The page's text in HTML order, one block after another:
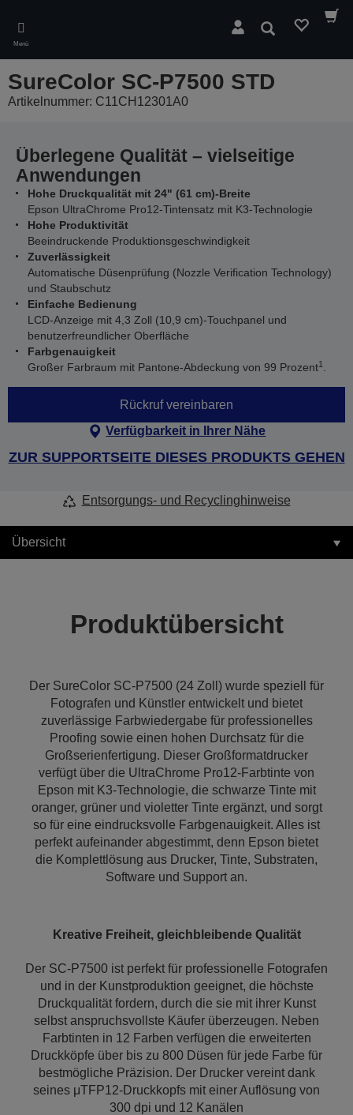
main
content
Menü
Suchen
SureColor SC-P7500 STD
Artikelnummer: C11CH12301A0
Überlegene Qualität – vielseitige
Anwendungen
Hohe Druckqualität mit 24" (61 cm)-Breite
Epson UltraChrome Pro12-Tintensatz mit K3-Technologie
Hohe Produktivität
Beeindruckende Produktionsgeschwindigkeit
Zuverlässigkeit
Automatische Düsenprüfung (Nozzle Verification Technology)
und Staubschutz
Einfache Bedienung
LCD-Anzeige mit 4,3 Zoll (10,9 cm)-Touchpanel und
benutzerfreundlicher Oberfläche
Farbgenauigkeit
Großer Farbraum mit Pantone-Abdeckung von 99 Prozent1
Rückruf vereinbaren
Verfügbarkeit in Ihrer Nähe
ZUR SUPPORTSEITE DIESES PRODUKTS GEHEN
Entsorgungs- und Recyclinghinweise
Übersicht
Produktübersicht
Der SureColor SC-P7500 (24 Zoll) wurde speziell für
Fotografen und Künstler entwickelt und bietet
zuverlässige Farbwiedergabe für professionelles
Proofing sowie einen hohen Durchsatz für die
Großserienfertigung. Dieser Großformatdrucker
verfügt über die UltraChrome Pro12-Farbtinte von
Epson mit K3-Technologie, die schwarze Tinte mit
oranger, grüner und violetter Tinte ergänzt, und sorgt
so für eine eindrucksvolle Farbgenauigkeit. Alles ist
perfekt aufeinander abgestimmt, denn Epson bietet
die Komplettlösung aus Drucker, Tinte, Substraten,
Software und Support an.
Kreative Freiheit, gleichbleibende Qualität
Der SC-P7500 ist perfekt für professionelle Fotografen
und in der Kunstproduktion geeignet, die höchste
Druckqualität fordern, durch die sie mit ihrer Kunst
selbst anspruchsvollste Käufer überzeugen. Neben
Farbtinten in 12 Farben verfügen die erweiterten
Druckköpfe über bis zu 800 Düsen für jede Farbe für
bestmögliche Präzision. Der Drucker vereint dank
seines μTFP12-Druckkopfs mit einer Auflösung von
300 dpi und 12 Kanälen